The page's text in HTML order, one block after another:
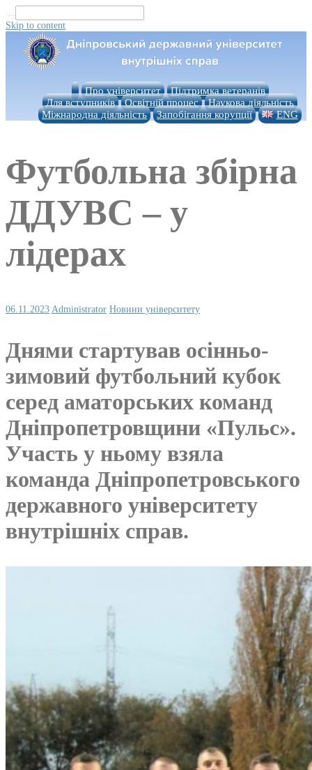
...
Skip to content
Про університет
Підтримка ветеранів
Для вступників
Освітній процес
Наукова діяльність
Міжнародна діяльність
Запобігання корупції ENG
Футбольна збірна
ДДУВС – у
лідерах
06.11.2023 Administrator Новини університету
Днями стартував осінньо-
зимовий футбольний кубок
серед аматорських команд
Дніпропетровщини «Пульс».
Участь у ньому взяла
команда Дніпропетровського
державного університету
внутрішніх справ.